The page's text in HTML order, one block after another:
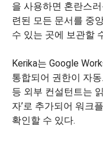
을 사용하면 혼란스
련된 모든 문서를 중
수 있는 곳에 보관할
Kerika는 Google
통합되어 권한이 자
등 외부 컨설턴트는
자’로 추가되어 워크
확인할 수 있다.